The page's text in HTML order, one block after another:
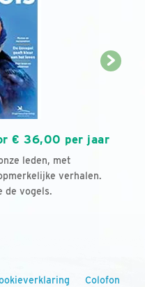
€ 36,00 per jaar
leden, met
verhalen.
de vogels.
Colofon